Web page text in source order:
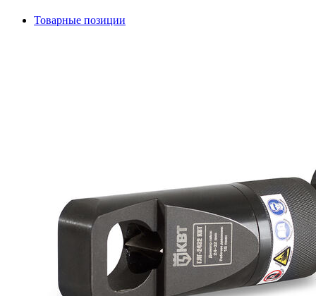
Товарные позиции